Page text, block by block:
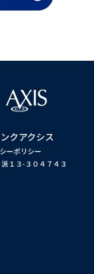
クアクシス
ーポリシー
１３-３０４７４３